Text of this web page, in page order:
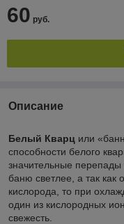
60 руб.
Описание
Белый Кварц или
способности белого
значительные перепады
баню светлее, а так как
кислорода, то при
один из кислородных
свежесть.